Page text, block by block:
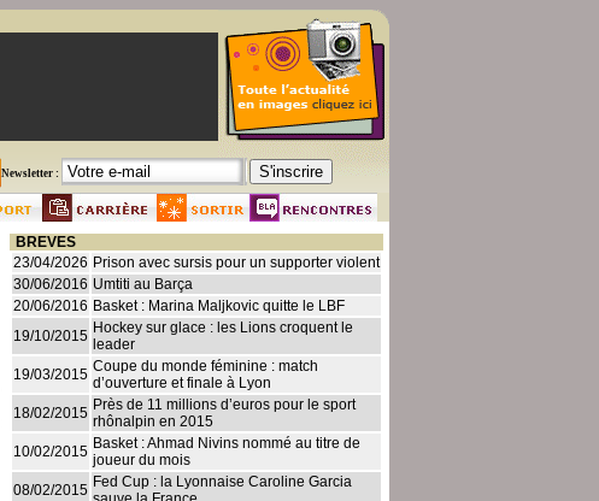
Newsletter :
BREVES
23/04/2026 Prison avec sursis pour un supporter violent
30/06/2016 Umtiti au Barça
20/06/2016 Basket : Marina Maljkovic quitte le LBF
19/10/2015 Hockey sur glace : les Lions croquent le
leader
19/03/2015 Coupe du monde féminine : match
d’ouverture et finale à Lyon
18/02/2015 Près de 11 millions d’euros pour le sport
rhônalpin en 2015
10/02/2015 Basket : Ahmad Nivins nommé au titre de
joueur du mois
08/02/2015 Fed Cup : la Lyonnaise Caroline Garcia